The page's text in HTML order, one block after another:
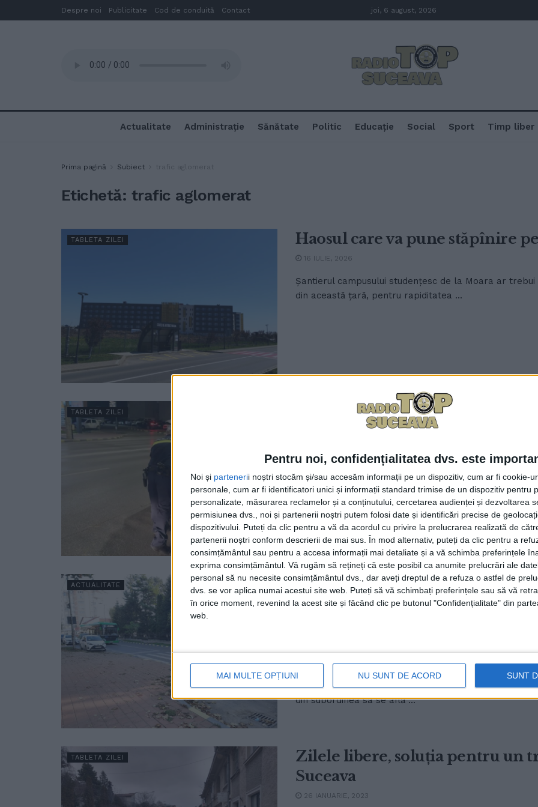
Pentru noi, confidențialitatea dvs. este
Noi și partenerii noștri stocăm și/sau accesăm informații pe un dispozitiv, cum ar fi cookie-
personale, cum ar fi identificatori unici și informații standard trimise de un dispozitiv pentru
personalizate, măsurarea reclamelor și a conținutului, cercetarea audienței și dezvoltarea
permisiunea dvs., noi și partenerii noștri putem folosi date și identificări precise de
dispozitivului. Puteți da clic pentru a vă da acordul cu privire la prelucrarea realizată de
partenerii noștri conform descrierii de mai sus. În mod alternativ, puteți da clic pentru a
consimțământul sau pentru a accesa informații mai detaliate și a vă schimba preferințele
exprima consimțământul. Vă rugăm să rețineți că este posibil ca anumite prelucrări ale
personal să nu necesite consimțământul dvs., dar aveți dreptul de a refuza o astfel de
dvs. se vor aplica numai acestui site web. Puteți să vă schimbați preferințele sau să vă
în orice moment, revenind la acest site și făcând clic pe butonul "Confidențialitate" din
web.
MAI MULTE OPȚIUNI NU SUNT DE ACORD SUNT
Despre noi Publicitate Cod de conduită Contact joi, 6 august, 2026
Actualitate Administrație Sănătate Politic Educație Social Sport Timp liber
Prima pagină Subiect trafic aglomerat
Etichetă: trafic aglomerat
TABLETA ZILEI Haosul care va pune stăpînire
16 IULIE, 2026
Șantierul campusului studențesc de la Moara ar
din această țară, pentru rapiditatea ...
TABLETA ZILEI
În municipiul Suceava
care să dirijeze circulația au
Una din zilele în care traficul în municipiul Suceava a
...
ACTUALITATE
În timpul școlii, cea mai
cea de la Școala Gimnazială nr.
acolo ”dimineața, de pe la ora
3 APRILIE, 2023
Într-o emisiune la Radio Top, directorul Poliției Locale
din subordinea sa se află ...
TABLETA ZILEI
Zilele libere, soluția pentru un
Suceava
26 IANUARIE, 2023